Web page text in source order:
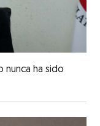
nunca ha sido